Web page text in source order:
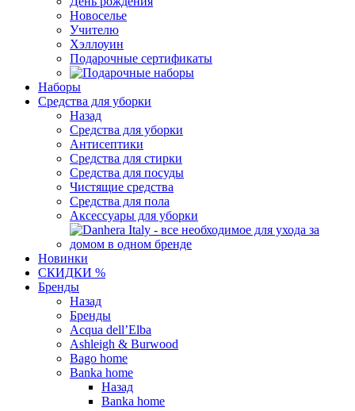
Новоселье
Учителю
Хэллоуин
Подарочные сертификаты
Наборы
Средства для уборки
Назад
Средства для уборки
Антисептики
Средства для стирки
Средства для посуды
Чистящие средства
Средства для пола
Аксессуары для уборки
Новинки
СКИДКИ %
Бренды
Назад
Бренды
Acqua dell’Elba
Ashleigh & Burwood
Bago home
Banka home
Назад
Banka home